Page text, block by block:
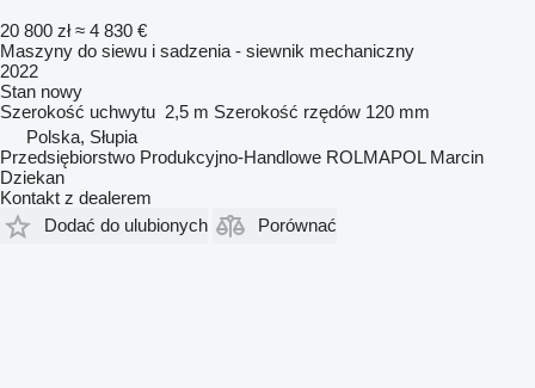
20 800 zł ≈ 4 830 €
Maszyny do siewu i sadzenia - siewnik mechaniczny
2022
Stan nowy
Szerokość uchwytu 2,5 m Szerokość rzędów 120 mm
Polska, Słupia
Przedsiębiorstwo Produkcyjno-Handlowe ROLMAPOL Marcin
Dziekan
Kontakt z dealerem
Dodać do ulubionych
Porównać